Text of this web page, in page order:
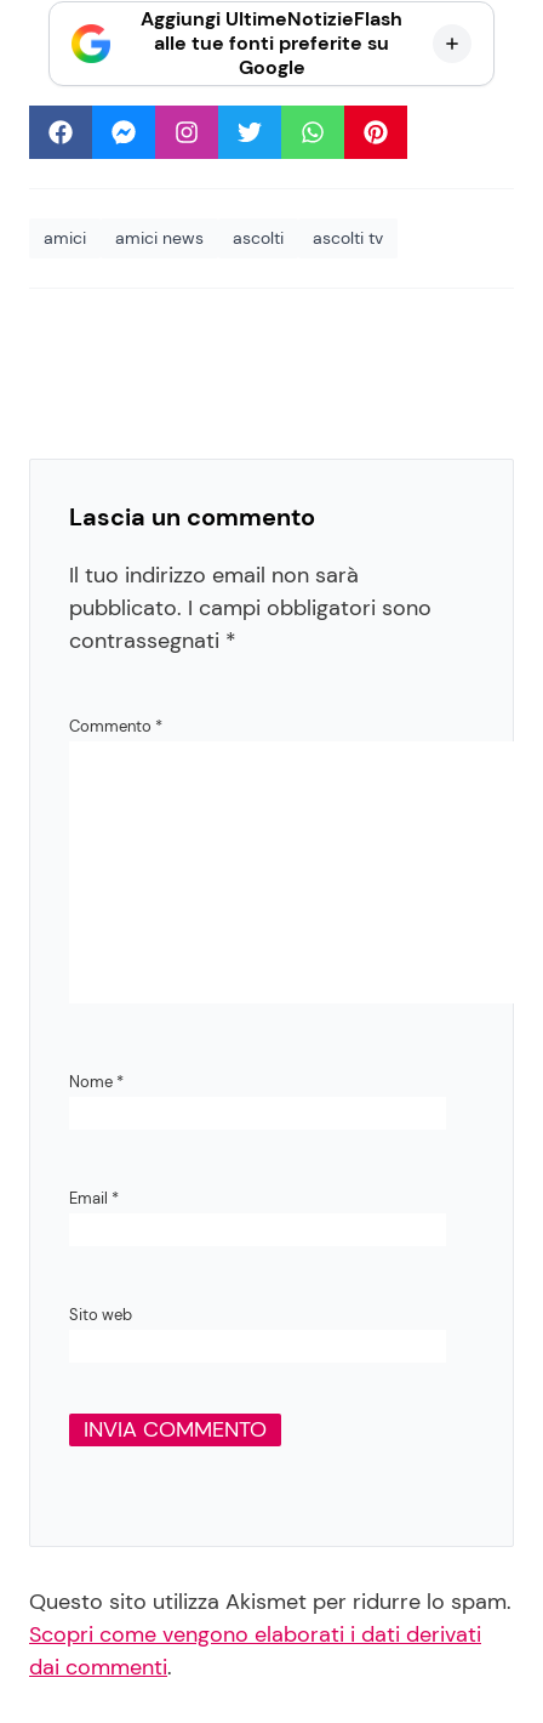
Aggiungi UltimeNotizieFlash
alle tue fonti preferite su
Google
amici amici news ascolti ascolti tv
Lascia un commento
Il tuo indirizzo email non sarà
pubblicato. I campi obbligatori sono
contrassegnati *
Commento *
Nome *
Email *
Sito web
Questo sito utilizza Akismet per ridurre lo spam.
Scopri come vengono elaborati i dati derivati
dai commenti.